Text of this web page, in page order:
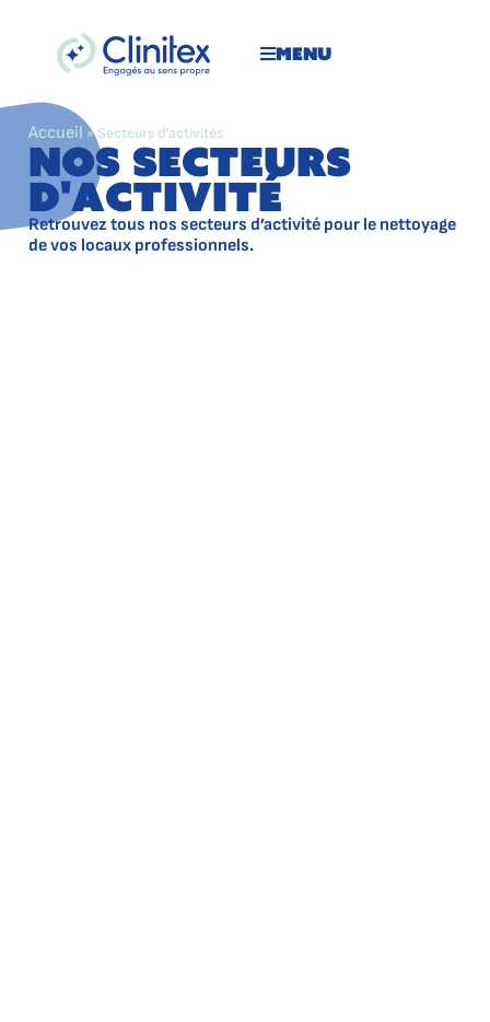
Menu
Accueil »Secteurs d'activités
Nos secteurs
d'activité
Retrouvez tous nos secteurs d’activité pour le nettoyage
de vos locaux professionnels.